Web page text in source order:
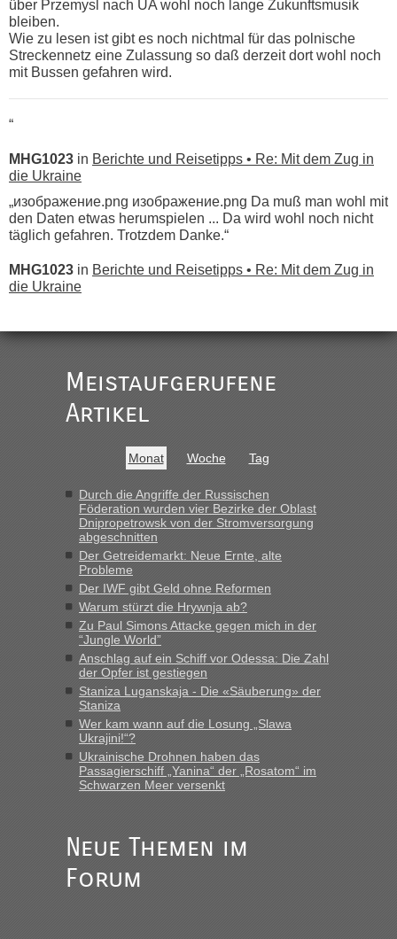
über Przemysl nach UA wohl noch lange Zukunftsmusik
bleiben.
Wie zu lesen ist gibt es noch nichtmal für das polnische
Streckennetz eine Zulassung so daß derzeit dort wohl noch
mit Bussen gefahren wird.
“
MHG1023 in Berichte und Reisetipps • Re: Mit dem Zug in
die Ukraine
„изображение.png изображение.png Da muß man wohl mit
den Daten etwas herumspielen ... Da wird wohl noch nicht
täglich gefahren. Trotzdem Danke.“
MHG1023 in Berichte und Reisetipps • Re: Mit dem Zug in
die Ukraine
Ist korrekt, aber ich finde man hätte trotzdem im Text gleich
darauf hinweisen können.
War aber nicht "böse" gemeint ...
buchbar - warum auch immer ...
Hab´s versucht - bekomme aber immer angezeigt "auf dieser
Strecke fahren wir nicht"
inBerichte und Reisetipps • Re: Mit dem Zug in
die Ukraine
„Man sollte aber explizit dazu schreiben, daß es ein Zug von
LeoExpress ist - und nur auf deren Webseite kann man die
Fahrkarten kaufen. Zumindest ist es die erste Umsteigefreie
Verbindung von Deutschland...“
Recht, Visa und Dokumente • Re: Deklaration
gebrauchter Kleidung beim Zoll
„Vielen Dank, mit einem Briefchen meiner Frau im Gepäck
gab es keine Probleme“
fast 11 Milliarden aufgedeckt
„Am besten wäre natürlich, wenn die Frau mit dabei ist.
Alleinreisende Männer stehen schließlich immer unter
Meistaufgerufene
Artikel
Monat Woche Tag
Durch die Angriffe der Russischen
Föderation wurden vier Bezirke der Oblast
Dnipropetrowsk von der Stromversorgung
abgeschnitten
Der Getreidemarkt: Neue Ernte, alte
Probleme
Der IWF gibt Geld ohne Reformen
Warum stürzt die Hrywnja ab?
Zu Paul Simons Attacke gegen mich in der
“Jungle World”
Anschlag auf ein Schiff vor Odessa: Die Zahl
der Opfer ist gestiegen
Staniza Luganskaja - Die «Säuberung» der
Staniza
Wer kam wann auf die Losung „Slawa
Ukrajini!“?
Ukrainische Drohnen haben das
Passagierschiff „Yanina“ der „Rosatom“ im
Schwarzen Meer versenkt
Neue Themen im
Forum